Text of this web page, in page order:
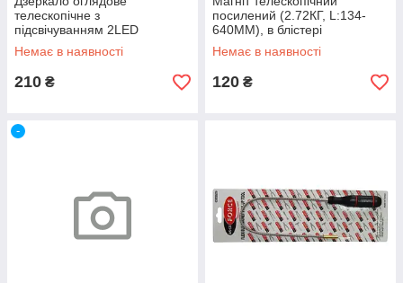
телескопічне з
підсвічуванням 2LED
(50х80мм, 285-876мм), в
блістері
Немає в наявності
210 ₴
посилений (2.72КГ, L:134-
640ММ), в блістері
Немає в наявності
120 ₴
-